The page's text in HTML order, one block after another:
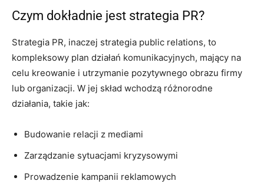
Czym dokładnie jest strategia PR?
Strategia PR, inaczej strategia public relations, to
kompleksowy plan działań komunikacyjnych, mający na
celu kreowanie i utrzymanie pozytywnego obrazu firmy
lub organizacji. W jej skład wchodzą różnorodne
działania, takie jak:
Budowanie relacji z mediami
Zarządzanie sytuacjami kryzysowymi
Prowadzenie kampanii reklamowych